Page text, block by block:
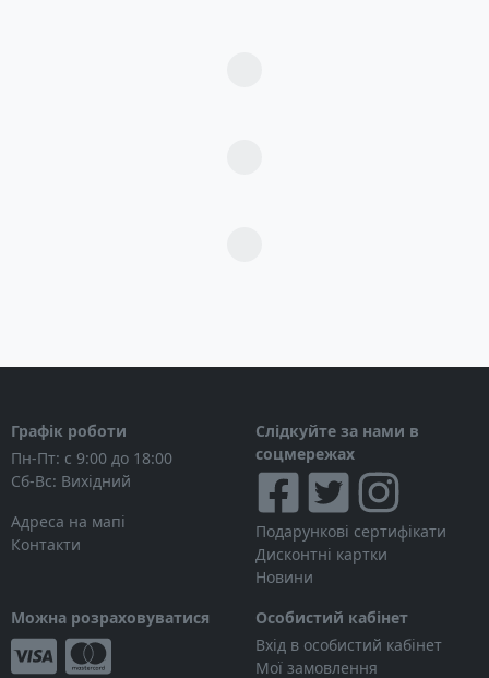
Графік роботи
Пн-Пт: с 9:00 до 18:00
Сб-Вс: Вихідний
Адреса на мапі
Контакти
Слідкуйте за нами в
соцмережах
Подарункові сертифікати
Дисконтні картки
Новини
Можна розраховуватися
Особистий кабінет
Вхід в особистий кабінет
Мої замовлення